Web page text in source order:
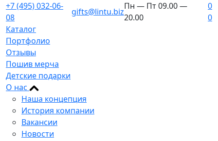
+7 (495) 032-06-
08
gifts@lintu.biz
Пн — Пт 09.00 —
20.00
0
0
Каталог
Портфолио
Отзывы
Пошив мерча
Детские подарки
О нас
Наша концепция
История компании
Вакансии
Новости